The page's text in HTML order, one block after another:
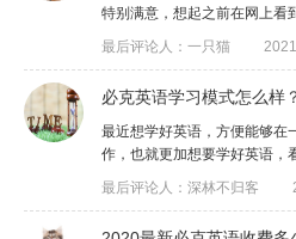
特别满意，想起之前在网上看
最后评论人：一只猫
必克英语学习模式怎么样
最近想学好英语，方便能够在
作，也就更加想要学好英语，
最后评论人：深林不归客